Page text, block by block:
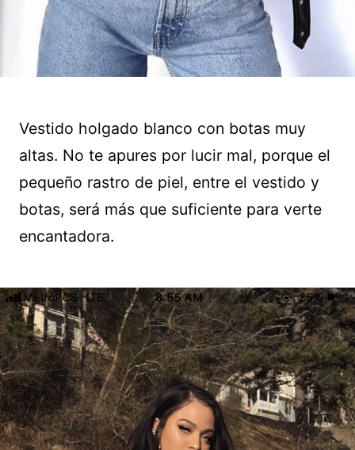
Vestido holgado blanco con botas muy
altas. No te apures por lucir mal, porque el
pequeño rastro de piel, entre el vestido y
botas, será más que suficiente para verte
encantadora.